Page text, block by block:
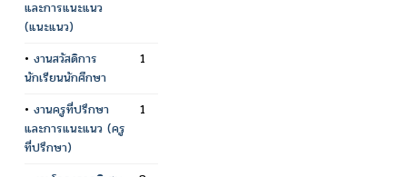
และการแนะแนว
(แนะแนว)
• งานสวัสดิการ
นักเรียนนักศึกษา
1
• งานครูที่ปรึกษา
และการแนะแนว (ครู
ที่ปรึกษา)
1